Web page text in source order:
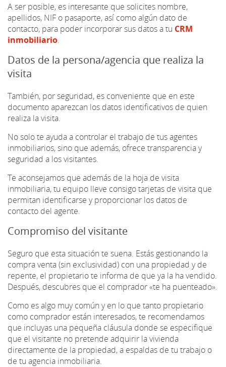
A ser posible, es interesante que solicites nombre,
apellidos, NIF o pasaporte, así como algún dato de
contacto, para poder incorporar sus datos a tu CRM
inmobiliario.
Datos de la persona/agencia que realiza la
visita
También, por seguridad, es conveniente que en este
documento aparezcan los datos identificativos de quien
realiza la visita.
No solo te ayuda a controlar el trabajo de tus agentes
inmobiliarios, sino que además, ofrece transparencia y
seguridad a los visitantes.
Te aconsejamos que además de la hoja de visita
inmobiliaria, tu equipo lleve consigo tarjetas de visita que
permitan identificarse y proporcionar los datos de
contacto del agente.
Compromiso del visitante
Seguro que esta situación te suena. Estás gestionando la
compra venta (sin exclusividad) con una propiedad y de
repente, el propietario te informa de que ya la ha vendido.
Después, descubres que el comprador «te ha puenteado».
Como es algo muy común y en lo que tanto propietario
como comprador están interesados, te recomendamos
que incluyas una pequeña cláusula donde se especifique
que el visitante no pretende adquirir la vivienda
directamente de la propiedad, a espaldas de tu trabajo o
de tu agencia inmobiliaria.